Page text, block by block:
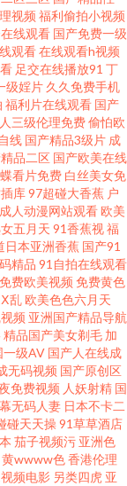
色视屏 av网址入口 成
在线 五月天色色人网
天天成人社区 91直接
资源社区 超碰操久 国
址 天天艹逼 亚洲成人
线免费 国内肏屄视频
久 欧美成人性交 欧
亚洲色色五月天 97
中国网站 九一视频
超碰人人在线 av情
欧美大涩逼 青青草原
视频 福利偷拍小视频
线观看 国产免费一级
观看在线观看h视频
足交在线播放91 丁
级婬片 久久免费手机
福利片在线观看 国产
三级伦理免费偷怕欧
线 国产精品3级片 成
品二区 国产欧美在线
看片免费 白丝美女免
库97超碰大香蕉 户
成人动漫网站观看欧美
五月天 91香蕉视福
日本亚洲香蕉 国产91
精品 91自拍在线观看
费欧美视频 免费黄色
乱欧美色色六月天
频 亚洲国产精品导航
精品国产美女剃毛 加
一级AV 国产人在线成
无码视频 国产原创区
免费视频 人妖射精 国
无码人妻 日本不卡二
碰天天操91草草酒店
茄子视频污 亚洲色
黄wwww色香港伦理
频电影 另类四虎 亚